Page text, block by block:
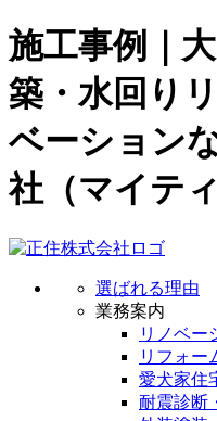
施工事例｜
築・水回り
ベーション
社（マイテ
選ばれる理由
業務案内
リノベー
リフォー
愛犬家住
耐震診断